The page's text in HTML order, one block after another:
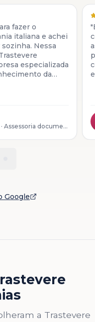
fazer o
italiana e achei
Nessa
especializada
da
desde a
· Assessoria documental
Google
a Trastevere